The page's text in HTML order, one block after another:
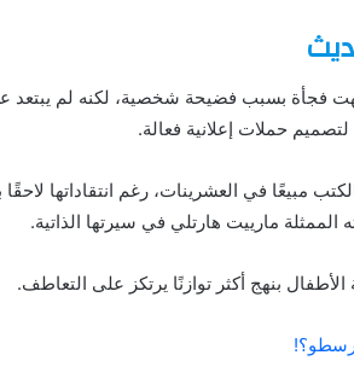
فجأة بسبب فضيحة شخصية، لكنه لم يبتعد
حملات إعلانية فعالة.
مبيعًا في العشرينات، رغم انتقاداتها لاحقًا
الممثلة مارييت هارتلي في سيرتها الذاتية.
بنهج أكثر توازنًا يرتكز على التعاطف.